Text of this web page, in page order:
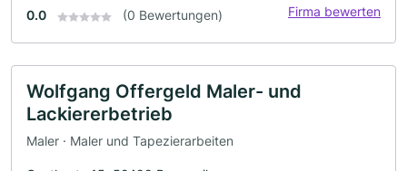
0.0 (0 Bewertungen) Firma bewerten
Wolfgang Offergeld Maler- und
Lackiererbetrieb
Maler · Maler und Tapezierarbeiten